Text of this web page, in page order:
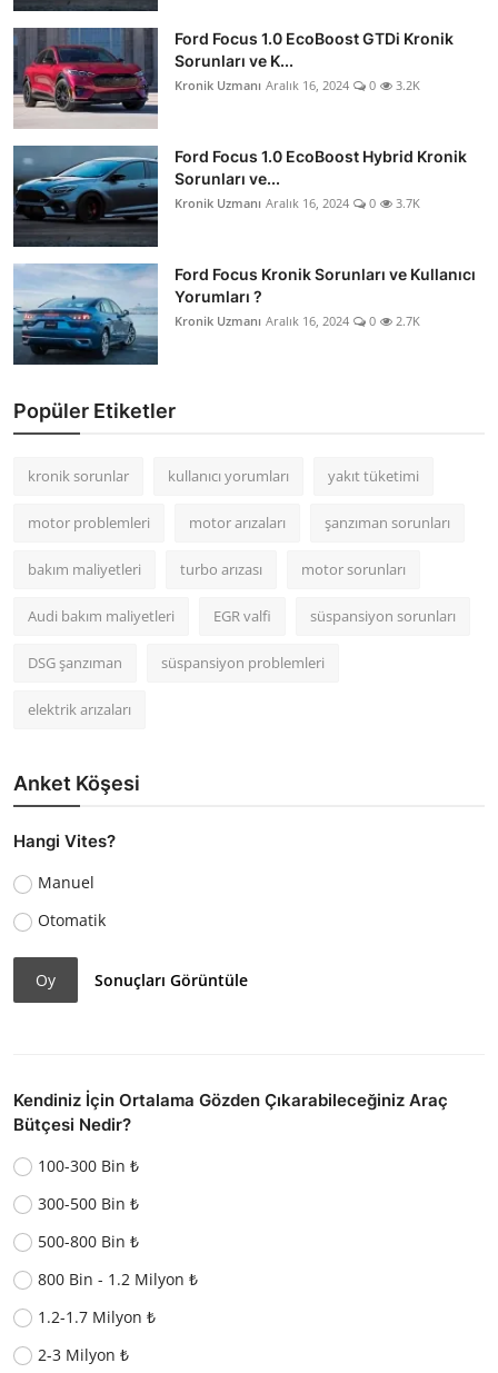
Ford Focus 1.0 EcoBoost GTDi Kronik
Sorunları ve K...
Kronik Uzmanı Aralık 16, 2024 0 3.2K
Ford Focus 1.0 EcoBoost Hybrid Kronik
Sorunları ve...
Kronik Uzmanı Aralık 16, 2024 0 3.7K
Ford Focus Kronik Sorunları ve Kullanıcı
Yorumları ?
Kronik Uzmanı Aralık 16, 2024 0 2.7K
Popüler Etiketler
kronik sorunlar kullanıcı yorumları yakıt tüketimi
motor problemleri motor arızaları şanzıman sorunları
bakım maliyetleri turbo arızası motor sorunları
Audi bakım maliyetleri EGR valfi süspansiyon sorunları
DSG şanzıman süspansiyon problemleri
elektrik arızaları
Anket Köşesi
Hangi Vites?
Manuel
Otomatik
Oy Sonuçları Görüntüle
Kendiniz İçin Ortalama Gözden Çıkarabileceğiniz Araç
Bütçesi Nedir?
100-300 Bin ₺
300-500 Bin ₺
500-800 Bin ₺
800 Bin - 1.2 Milyon ₺
1.2-1.7 Milyon ₺
2-3 Milyon ₺